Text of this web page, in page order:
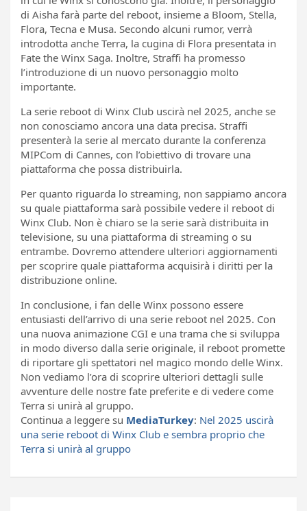
di Aisha farà parte del reboot, insieme a Bloom, Stella,
Flora, Tecna e Musa. Secondo alcuni rumor, verrà
introdotta anche Terra, la cugina di Flora presentata in
Fate the Winx Saga. Inoltre, Straffi ha promesso
l’introduzione di un nuovo personaggio molto
importante.
La serie reboot di Winx Club uscirà nel 2025, anche se
non conosciamo ancora una data precisa. Straffi
presenterà la serie al mercato durante la conferenza
MIPCom di Cannes, con l’obiettivo di trovare una
piattaforma che possa distribuirla.
Per quanto riguarda lo streaming, non sappiamo ancora
su quale piattaforma sarà possibile vedere il reboot di
Winx Club. Non è chiaro se la serie sarà distribuita in
televisione, su una piattaforma di streaming o su
entrambe. Dovremo attendere ulteriori aggiornamenti
per scoprire quale piattaforma acquisirà i diritti per la
distribuzione online.
In conclusione, i fan delle Winx possono essere
entusiasti dell’arrivo di una serie reboot nel 2025. Con
una nuova animazione CGI e una trama che si sviluppa
in modo diverso dalla serie originale, il reboot promette
di riportare gli spettatori nel magico mondo delle Winx.
Non vediamo l’ora di scoprire ulteriori dettagli sulle
avventure delle nostre fate preferite e di vedere come
Terra si unirà al gruppo.
Continua a leggere su MediaTurkey: Nel 2025 uscirà
una serie reboot di Winx Club e sembra proprio che
Terra si unirà al gruppo